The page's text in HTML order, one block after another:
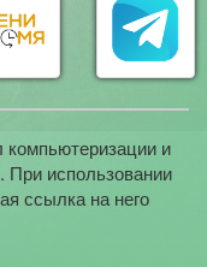
компьютеризации и
При использовании
ссылка на него